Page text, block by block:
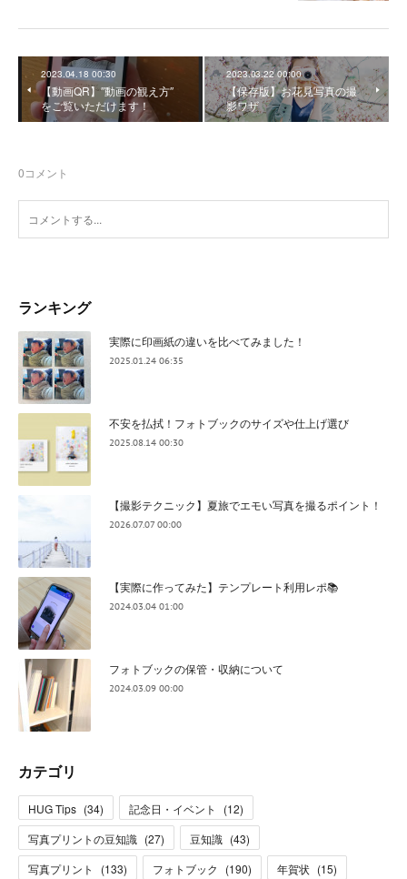
2023.04.18 00:30
【動画QR】″動画の観え方″
をご覧いただけます！
2023.03.22 00:00
【保存版】お花見写真の撮
影ワザ
0コメント
ランキング
実際に印画紙の違いを比べてみました！
2025.01.24 06:35
不安を払拭！フォトブックのサイズや仕上げ選び
2025.08.14 00:30
【撮影テクニック】夏旅でエモい写真を撮るポイント！
2026.07.07 00:00
【実際に作ってみた】テンプレート利用レポ📚
2024.03.04 01:00
フォトブックの保管・収納について
2024.03.09 00:00
カテゴリ
HUG Tips (34) 記念日・イベント (12)
写真プリントの豆知識 (27) 豆知識 (43)
写真プリント
(133) フォトブック (190) 年賀状 (15)